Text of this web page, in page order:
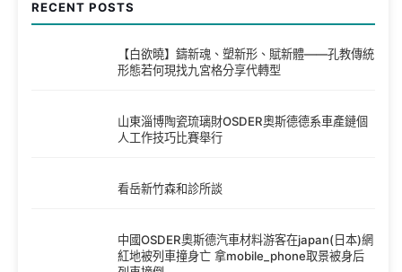
RECENT POSTS
【白欲曉】鑄新魂、塑新形、賦新體——孔教傳統
形態若何現找九宮格分享代轉型
山東淄博陶瓷琉璃財OSDER奧斯德德系車產鏈個
人工作技巧比賽舉行
看岳新竹森和診所談
中國OSDER奧斯德汽車材料游客在japan(日本)網
紅地被列車撞身亡 拿mobile_phone取景被身后